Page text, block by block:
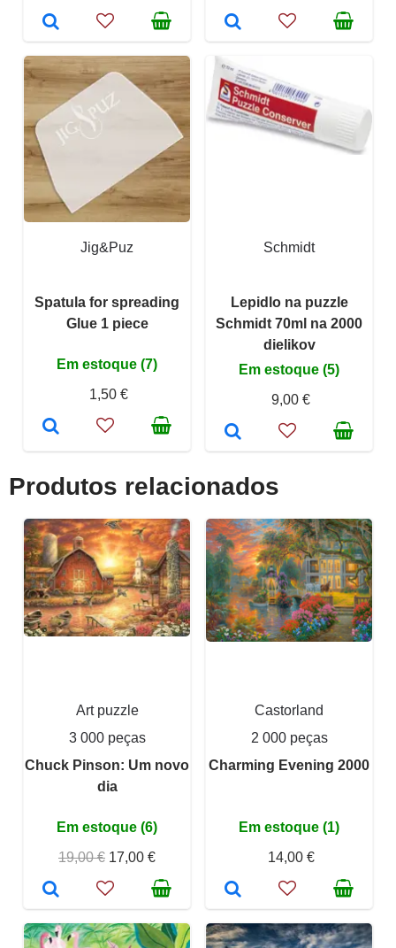
Jig&Puz
Spatula for spreading
Glue 1 piece
Em estoque (7)
1,50 €
Schmidt
Lepidlo na puzzle
Schmidt 70ml na 2000
dielikov
Em estoque (5)
9,00 €
Produtos relacionados
Art puzzle
3 000 peças
Chuck Pinson: Um novo
dia
Em estoque (6)
19,00 € 17,00 €
Castorland
2 000 peças
Charming Evening 2000
Em estoque (1)
14,00 €